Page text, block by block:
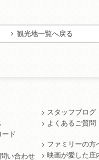
観光地一覧へ戻る
ド
い合わせ
スタッフブログ
よくあるご質問
ファミリーの方
映画が愛した庄